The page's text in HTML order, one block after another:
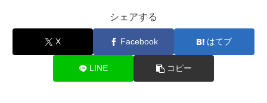
シェアする
X Facebook はてブ
LINE コピー